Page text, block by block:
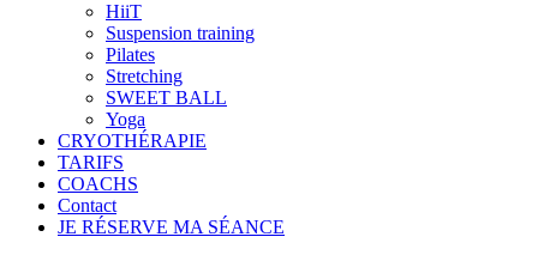
HiiT
Suspension training
Pilates
Stretching
SWEET BALL
Yoga
CRYOTHÉRAPIE
TARIFS
COACHS
Contact
JE RÉSERVE MA SÉANCE